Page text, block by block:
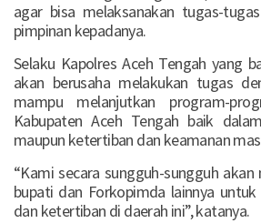
agar bisa melaksanakan tugas-
pimpinan kepadanya.
Selaku Kapolres Aceh Tengah yang
akan berusaha melakukan tugas
mampu melanjutkan program-
Kabupaten Aceh Tengah baik
maupun ketertiban dan keamanan
“Kami secara sungguh-sungguh
bupati dan Forkopimda lainnya
dan ketertiban di daerah ini”, katanya.